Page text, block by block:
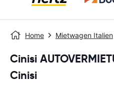
Home Mietwagen Italien
Cinisi
Cinisi